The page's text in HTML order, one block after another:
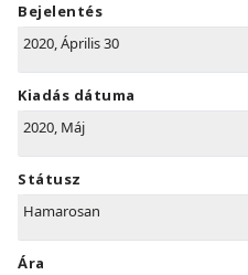
Bejelentés
2020, Április 30
Kiadás dátuma
2020, Máj
Státusz
Hamarosan
Ára